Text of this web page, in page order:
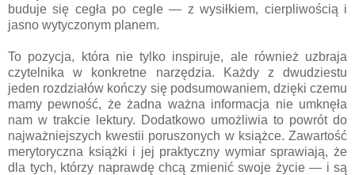
buduje się cegła po cegle — z wysiłkiem, cierpliwością i
jasno wytyczonym planem.
To pozycja, która nie tylko inspiruje, ale również uzbraja
czytelnika w konkretne narzędzia. Każdy z dwudziestu
jeden rozdziałów kończy się podsumowaniem, dzięki czemu
mamy pewność, że żadna ważna informacja nie umknęła
nam w trakcie lektury. Dodatkowo umożliwia to powrót do
najważniejszych kwestii poruszonych w książce. Zawartość
merytoryczna książki i jej praktyczny wymiar sprawiają, że
dla tych, którzy naprawdę chcą zmienić swoje życie — i są